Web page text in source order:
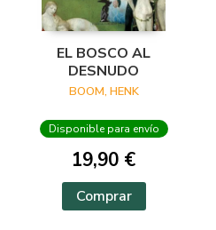
EL BOSCO AL
DESNUDO
BOOM, HENK
Disponible para envío
19,90 €
Comprar